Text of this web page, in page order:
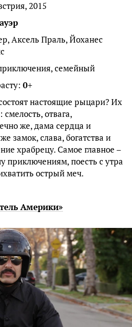
2015
Аксель Праль, Йоханес
семейный
0+
настоящие рыцари? Их
отвага,
же, дама сердца и
замок, слава, богатства и
храбрецу. Самое главное –
приключениям, поесть с утра
острый меч.
Америки»